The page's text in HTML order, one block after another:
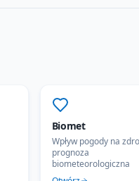
Biomet
Wpływ pogody na
prognoza
biometeorologiczna